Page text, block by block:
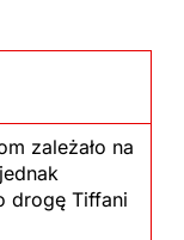
zależało na
drogę Tiffani